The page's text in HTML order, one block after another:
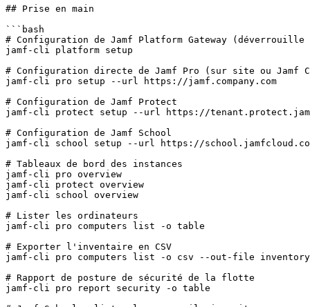
## Prise en main
```bash
# Configuration de Jamf Platform Gateway (déverrouille
jamf-cli platform setup
# Configuration directe de Jamf Pro (sur site ou Jamf
jamf-cli pro setup --url https://jamf.company.com
# Configuration de Jamf Protect
jamf-cli protect setup --url https://
# Configuration de Jamf School
jamf-cli school setup --url https://
# Tableaux de bord des instances
jamf-cli pro overview
jamf-cli protect overview
jamf-cli school overview
# Lister les ordinateurs
jamf-cli pro computers list -o table
# Exporter l'inventaire en CSV
jamf-cli pro computers list -o csv --out-file
# Rapport de posture de sécurité de la flotte
jamf-cli pro report security -o table